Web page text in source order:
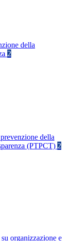
della
2
della
(PTPCT) 2
organizzazione e